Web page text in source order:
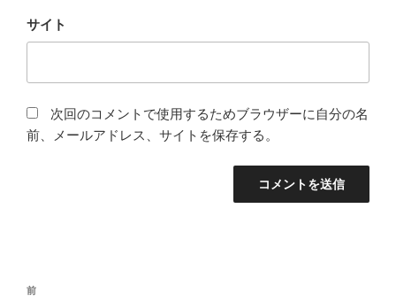
サイト
次回のコメントで使用するためブラウザーに自分の名
前、メールアドレス、サイトを保存する。
投
前
前